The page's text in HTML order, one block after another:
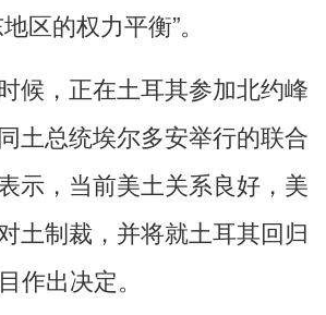
区的权力平衡”。
，正在土耳其参加北约峰
土总统埃尔多安举行的联合
示，当前美土关系良好，美
土制裁，并将就土耳其回归
作出决定。